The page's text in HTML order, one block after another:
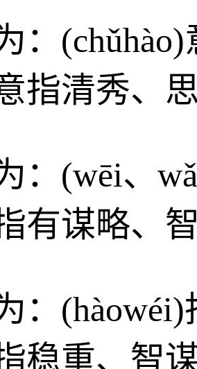
：
指清秀、
：(wēi、
有谋略、
：
稳重、智